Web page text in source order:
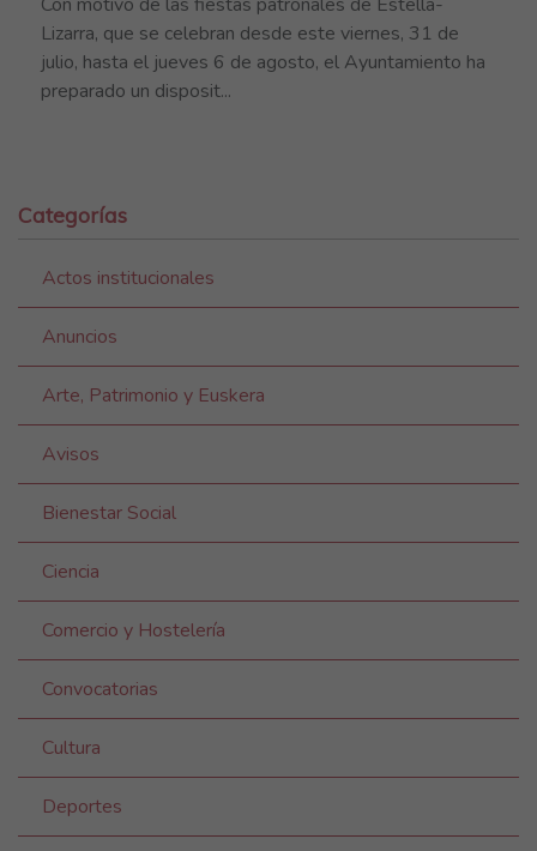
Lizarra, que se celebran desde este viernes, 31 de
julio, hasta el jueves 6 de agosto, el Ayuntamiento ha
preparado un disposit...
Categorías
Actos institucionales
Anuncios
Arte, Patrimonio y Euskera
Avisos
Bienestar Social
Ciencia
Comercio y Hostelería
Convocatorias
Cultura
Deportes